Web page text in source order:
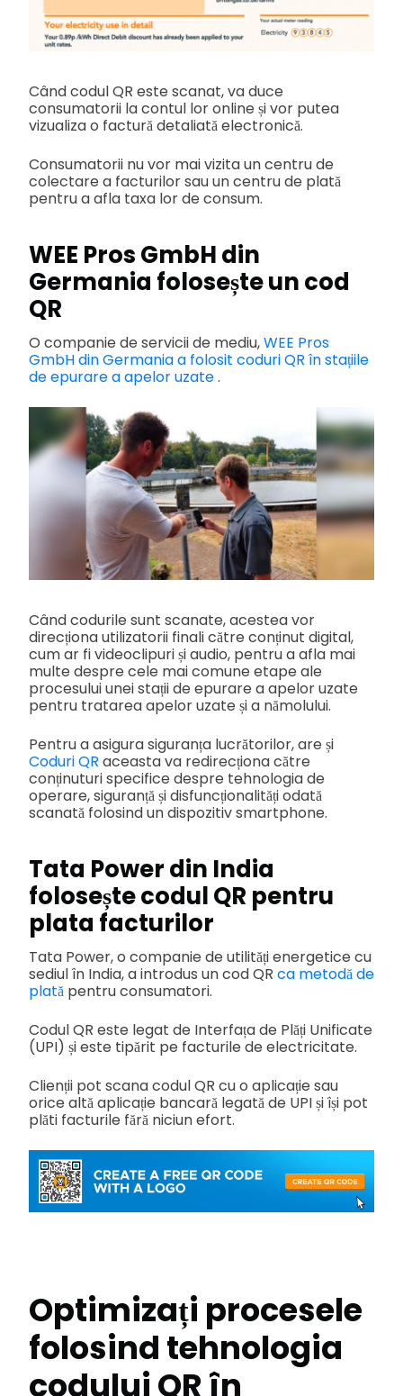
Când codul QR este scanat, va duce
consumatorii la contul lor online și vor putea
vizualiza o factură detaliată electronică.
Consumatorii nu vor mai vizita un centru de
colectare a facturilor sau un centru de plată
pentru a afla taxa lor de consum.
WEE Pros GmbH din
Germania folosește un cod
QR
O companie de servicii de mediu,WEE Pros
GmbH din Germania a folosit coduri QR în stațiile
de epurare a apelor uzate.
Când codurile sunt scanate, acestea vor
direcționa utilizatorii finali către conținut digital,
cum ar fi videoclipuri și audio, pentru a afla mai
multe despre cele mai comune etape ale
procesului unei stații de epurare a apelor uzate
pentru tratarea apelor uzate și a nămolului.
Pentru a asigura siguranța lucrătorilor, are și
Coduri QR aceasta va redirecționa către
conținuturi specifice despre tehnologia de
operare, siguranță și disfuncționalități odată
scanată folosind un dispozitiv smartphone.
Tata Power din India
folosește codul QR pentru
plata facturilor
Tata Power, o companie de utilități energetice cu
sediul în India, a introdus un cod QR ca metodă de
plată pentru consumatori.
Codul QR este legat de Interfața de Plăți Unificate
(UPI) și este tipărit pe facturile de electricitate.
Clienții pot scana codul QR cu o aplicație sau
orice altă aplicație bancară legată de UPI și își pot
plăti facturile fără niciun efort.
Optimizați procesele
folosind tehnologia
codului QR în